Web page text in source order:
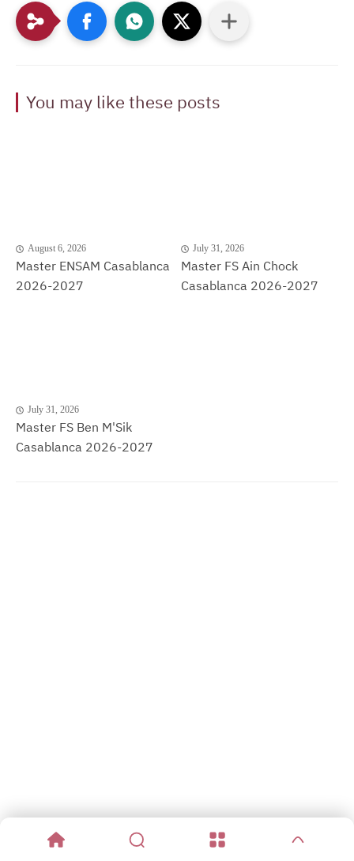
You may like these posts
August 6, 2026
Master ENSAM Casablanca
2026-2027
July 31, 2026
Master FS Ain Chock
Casablanca 2026-2027
July 31, 2026
Master FS Ben M'Sik
Casablanca 2026-2027